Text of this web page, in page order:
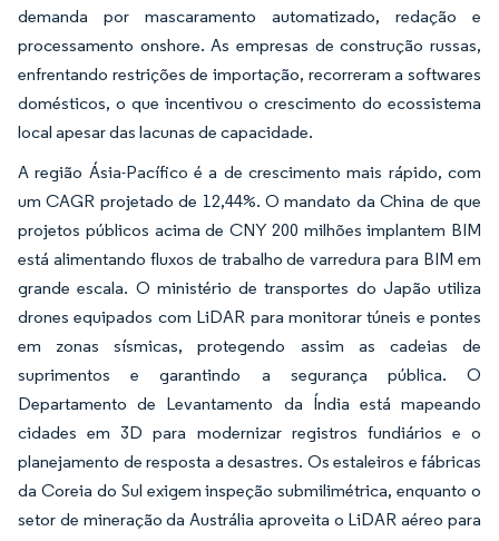
demanda por mascaramento automatizado, redação e
processamento onshore. As empresas de construção russas,
enfrentando restrições de importação, recorreram a softwares
domésticos, o que incentivou o crescimento do ecossistema
local apesar das lacunas de capacidade.
A região Ásia-Pacífico é a de crescimento mais rápido, com
um CAGR projetado de 12,44%. O mandato da China de que
projetos públicos acima de CNY 200 milhões implantem BIM
está alimentando fluxos de trabalho de varredura para BIM em
grande escala. O ministério de transportes do Japão utiliza
drones equipados com LiDAR para monitorar túneis e pontes
em zonas sísmicas, protegendo assim as cadeias de
suprimentos e garantindo a segurança pública. O
Departamento de Levantamento da Índia está mapeando
cidades em 3D para modernizar registros fundiários e o
planejamento de resposta a desastres. Os estaleiros e fábricas
da Coreia do Sul exigem inspeção submilimétrica, enquanto o
setor de mineração da Austrália aproveita o LiDAR aéreo para